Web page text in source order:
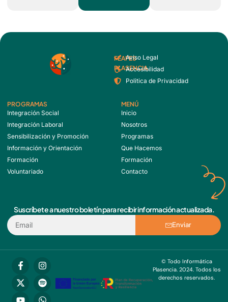
FEAFES
PLASENCIA
Aviso Legal
Accesibilidad
Politica de Privacidad
PROGRAMAS
Integración Social
Integración Laboral
Sensibilización y Promoción
Información y Orientación
Formación
Voluntariado
MENÚ
Inicio
Nosotros
Programas
Que Hacemos
Formación
Contacto
Suscríbete a nuestro boletín para recibir información actualizada.
Enviar
© Todo Informática
Plasencia. 2024. Todos los
derechos reservados.